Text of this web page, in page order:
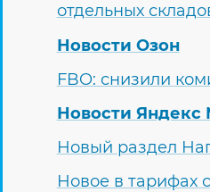
отдельных
Новости Озон
FBO: снизили
Новости Яндекс
Новый раздел
Новое в тарифах